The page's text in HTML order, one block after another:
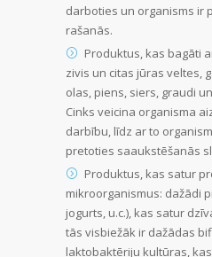
darboties un organisms ir
rašanās.
Produktus, kas bagāti
zivis un citas jūras veltes,
olas, piens, siers, graudi
Cinks veicina organisma
darbību, līdz ar to
pretoties saaukstēšanās
Produktus, kas satur
mikroorganismus: dažādi
jogurts, u.c.), kas satur
tās visbiežāk ir dažādas
laktobaktēriju kultūras,